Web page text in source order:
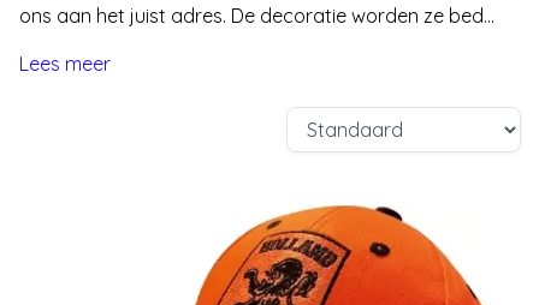
ons aan het juist adres. De decoratie worden ze bed...
Lees meer